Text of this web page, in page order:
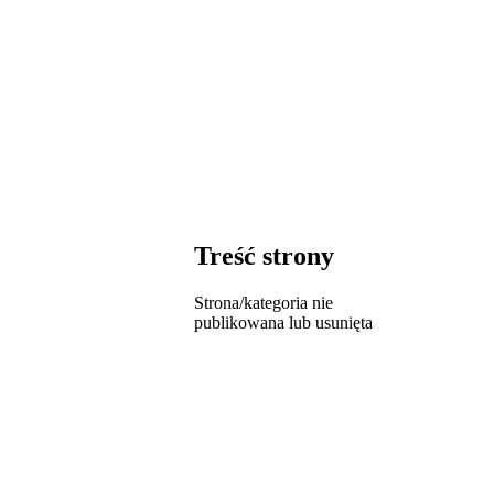
Treść strony
Strona/kategoria nie
publikowana lub usunięta